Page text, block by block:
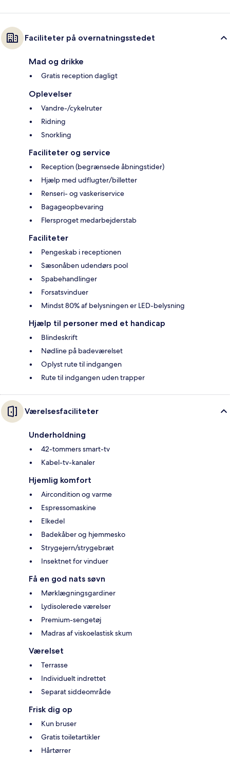
Faciliteter på overnatningsstedet
Mad og drikke
Gratis reception dagligt
Oplevelser
Vandre-/cykelruter
Ridning
Snorkling
Faciliteter og service
Reception (begrænsede åbningstider)
Hjælp med udflugter/billetter
Renseri- og vaskeriservice
Bagageopbevaring
Flersproget medarbejderstab
Faciliteter
Pengeskab i receptionen
Sæsonåben udendørs pool
Spabehandlinger
Forsatsvinduer
Mindst 80% af belysningen er LED-belysning
Hjælp til personer med et handicap
Blindeskrift
Nødline på badeværelset
Oplyst rute til indgangen
Rute til indgangen uden trapper
Værelsesfaciliteter
Underholdning
42-tommers smart-tv
Kabel-tv-kanaler
Hjemlig komfort
Aircondition og varme
Espressomaskine
Elkedel
Badekåber og hjemmesko
Strygejern/strygebræt
Insektnet for vinduer
Få en god nats søvn
Mørklægningsgardiner
Lydisolerede værelser
Premium-sengetøj
Madras af viskoelastisk skum
Værelset
Terrasse
Individuelt indrettet
Separat siddeområde
Frisk dig op
Kun bruser
Gratis toiletartikler
Hårtørrer